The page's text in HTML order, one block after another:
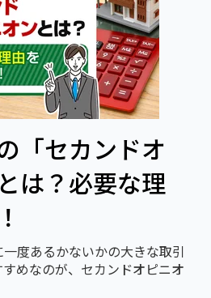
「セカンドオ
は？必要な理
度あるかないかの大きな取引
めなのが、セカンドオピニオ